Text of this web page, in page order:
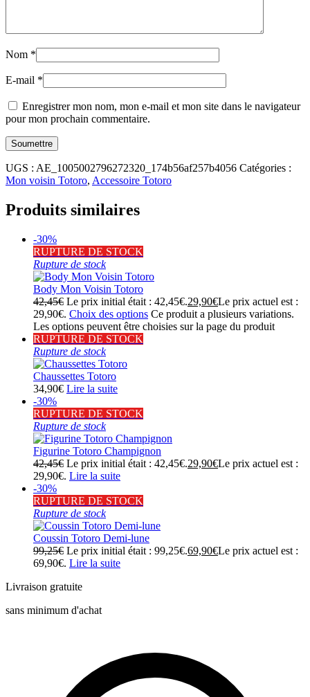
Nom *
E-mail *
Enregistrer mon nom, mon e-mail et mon site dans le navigateur
pour mon prochain commentaire.
UGS : AE_1005002796272320_174b56af257b4056 Catégories :
Mon voisin Totoro, Accessoire Totoro
Produits similaires
-30%
RUPTURE DE STOCK
Rupture de stock
Body Mon Voisin Totoro
42,45€ Le prix initial était : 42,45€.29,90€Le prix actuel est :
29,90€. Choix des options Ce produit a plusieurs variations.
Les options peuvent être choisies sur la page du produit
RUPTURE DE STOCK
Rupture de stock
Chaussettes Totoro
34,90€ Lire la suite
-30%
RUPTURE DE STOCK
Rupture de stock
Figurine Totoro Champignon
42,45€ Le prix initial était : 42,45€.29,90€Le prix actuel est :
29,90€. Lire la suite
-30%
RUPTURE DE STOCK
Rupture de stock
Coussin Totoro Demi-lune
99,25€ Le prix initial était : 99,25€.69,90€Le prix actuel est :
69,90€. Lire la suite
Livraison gratuite
sans minimum d'achat